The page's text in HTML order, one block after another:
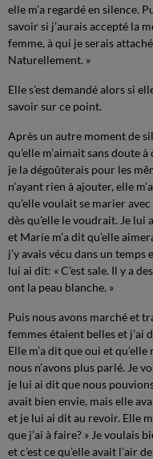
elle m’a regardé en silence.
savoir si j’aurais accepté la
femme, à qui je serais
Naturellement. »
Elle s’est demandé alors si
savoir sur ce point.
Après un autre moment de
qu’elle m’aimait sans doute
je la dégoûterais pour les
n’ayant rien à ajouter, elle
qu’elle voulait se marier
dès qu’elle le voudrait. Je
et Marie m’a dit qu’elle
j’y avais vécu dans un temps
lui ai dit: « C’est sale. Il y a
ont la peau blanche. »
Puis nous avons marché et
femmes étaient belles et j’ai
Elle m’a dit que oui et
nous n’avons plus parlé. Je
je lui ai dit que nous
avait bien envie, mais elle
et je lui ai dit au revoir. Elle
que j’ai à faire? » Je voulais
et c’est ce qu’elle avait l’air